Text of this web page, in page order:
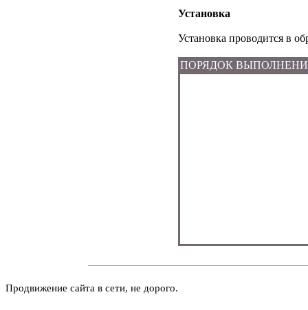
Установка
Установка проводится в
ПОРЯДОК
Продвижение сайта в сети, не дорого.